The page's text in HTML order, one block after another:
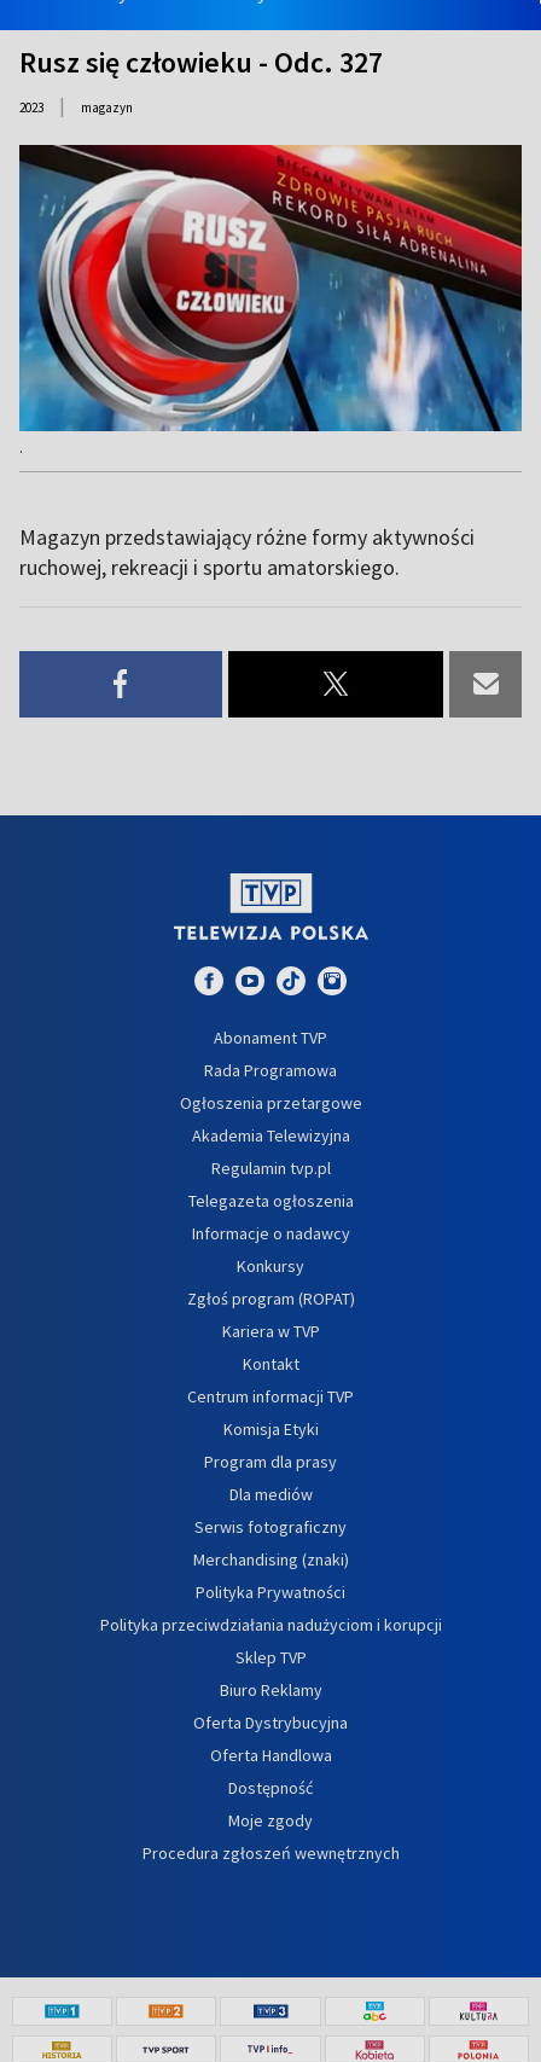
Rusz się człowieku - Odc. 327
2023 | magazyn
.
Magazyn przedstawiający różne formy aktywności
ruchowej, rekreacji i sportu amatorskiego.
Abonament TVP
Rada Programowa
Ogłoszenia przetargowe
Akademia Telewizyjna
Regulamin tvp.pl
Telegazeta ogłoszenia
Informacje o nadawcy
Konkursy
Zgłoś program (ROPAT)
Kariera w TVP
Kontakt
Centrum informacji TVP
Komisja Etyki
Program dla prasy
Dla mediów
Serwis fotograficzny
Merchandising (znaki)
Polityka Prywatności
Polityka przeciwdziałania nadużyciom i korupcji
Sklep TVP
Biuro Reklamy
Oferta Dystrybucyjna
Oferta Handlowa
Dostępność
Moje zgody
Procedura zgłoszeń wewnętrznych